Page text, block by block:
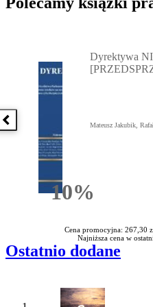
Poprzednia książka
10%Rabatu
Dyrektywa
Mateusz Jakubik,
Cena promocyjna: 267,30
Najniższa cena w
Ostatnio dodane